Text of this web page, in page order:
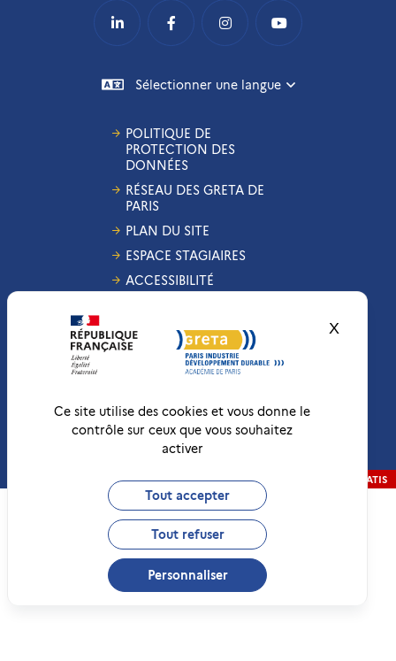
Ce site utilise des cookies et vous donne le
contrôle sur ceux que vous souhaitez
activer
Tout accepter
Tout refuser
Personnaliser
X
Sélectionner une langue
POLITIQUE DE
PROTECTION DES
DONNÉES
RÉSEAU DES GRETA DE
PARIS
PLAN DU SITE
ESPACE STAGIAIRES
ACCESSIBILITÉ
CONDITIONS
GÉNÉRALES DE VENTE
MENTIONS LÉGALES
STRATIS